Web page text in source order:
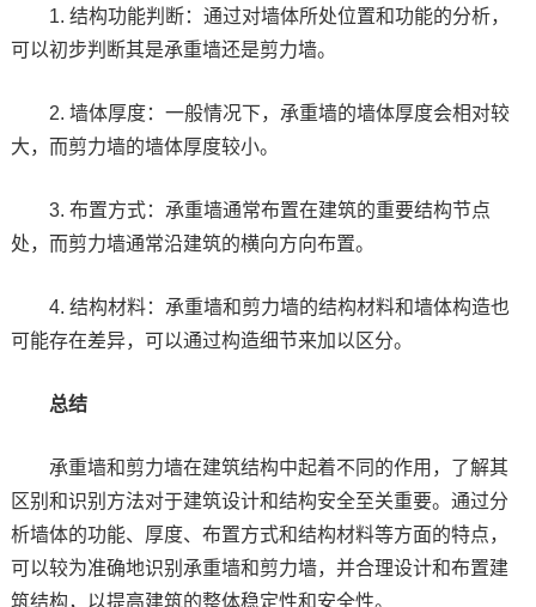
1. 结构功能判断：通过对墙体所处位置和功能的分析，
可以初步判断其是承重墙还是剪力墙。
2. 墙体厚度：一般情况下，承重墙的墙体厚度会相对较
大，而剪力墙的墙体厚度较小。
3. 布置方式：承重墙通常布置在建筑的重要结构节点
处，而剪力墙通常沿建筑的横向方向布置。
4. 结构材料：承重墙和剪力墙的结构材料和墙体构造也
可能存在差异，可以通过构造细节来加以区分。
总结
承重墙和剪力墙在建筑结构中起着不同的作用，了解其
区别和识别方法对于建筑设计和结构安全至关重要。通过分
析墙体的功能、厚度、布置方式和结构材料等方面的特点，
可以较为准确地识别承重墙和剪力墙，并合理设计和布置建
筑结构，以提高建筑的整体稳定性和安全性。